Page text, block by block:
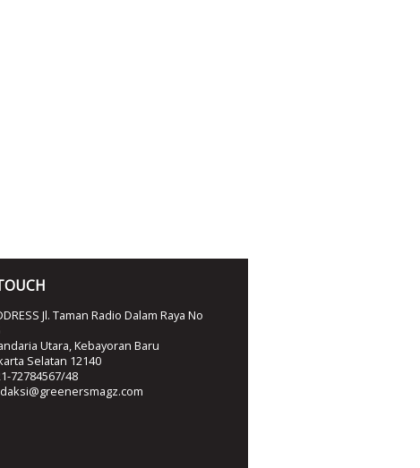
Jl. Taman Radio Dalam Raya No
Utara, Kebayoran Baru
Selatan 12140
72784567/48